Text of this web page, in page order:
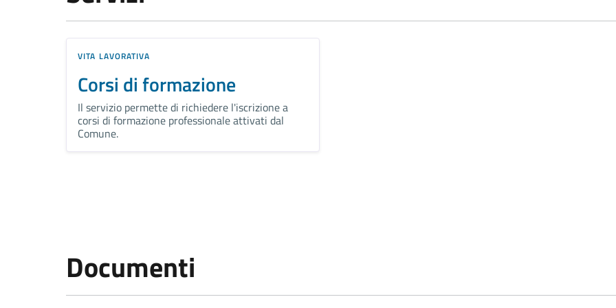
VITA LAVORATIVA
Corsi di formazione
Il servizio permette di richiedere l'iscrizione a
corsi di formazione professionale attivati dal
Comune.
Documenti